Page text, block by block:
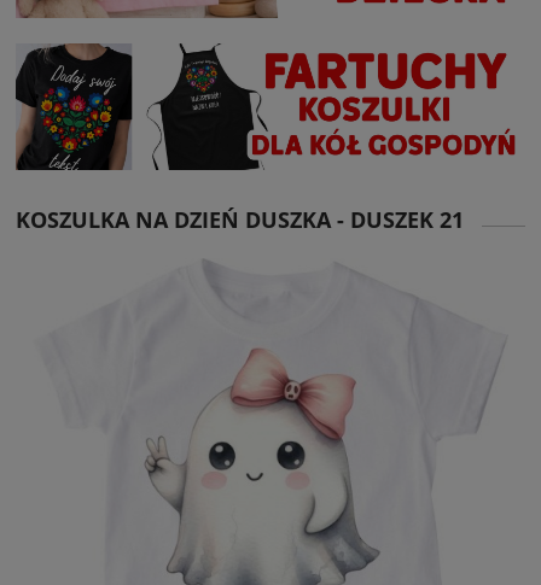
KOSZULKA NA DZIEŃ DUSZKA - DUSZEK 21